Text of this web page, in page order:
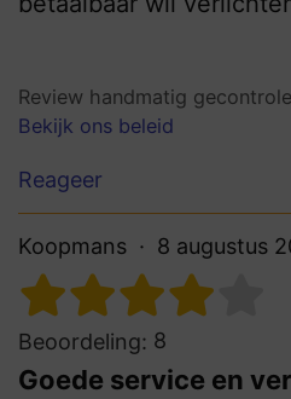
Review handmatig
Bekijk ons beleid
Reageer
Koopmans 8 augustus
Beoordeling: 8
Goede service en